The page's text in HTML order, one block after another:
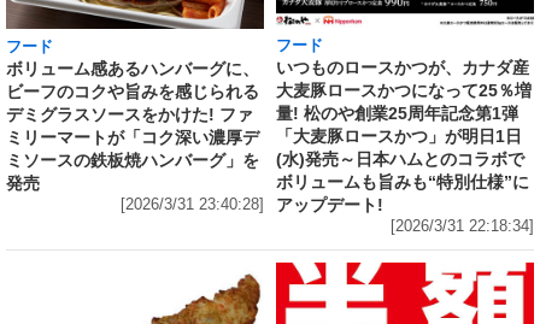
フード
ボリューム感あるハンバーグに、
ビーフのコクや旨みを感じられる
デミグラスソースをかけた! ファ
ミリーマートが「コク深い濃厚デ
ミソースの鉄板焼ハンバーグ」を
発売
[2026/3/31 23:40:28]
フード
いつものロースかつが、カナダ産
大麦豚ロースかつになって25％増
量! 松のや創業25周年記念第1弾
「大麦豚ロースかつ」が明日1日
(水)発売～日本ハムとのコラボで
ボリュームも旨みも“特別仕様”に
アップデート!
[2026/3/31 22:18:34]